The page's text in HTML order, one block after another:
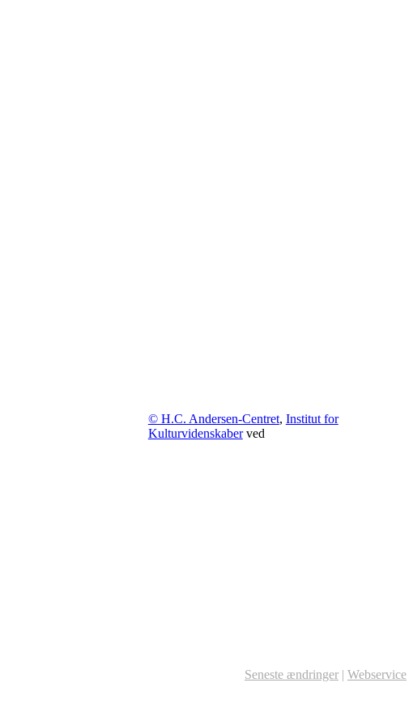
© H.C. Andersen-Centret, Institut for
Kulturvidenskaberved
Seneste ændringer | Webservice